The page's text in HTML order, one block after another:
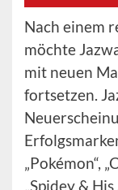
Nach einem
möchte
mit neuen
fortsetzen.
„Pokémon“,
„Spidey &